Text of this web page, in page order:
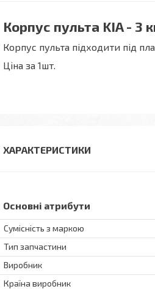
Корпус пульта KIA - 3
Корпус пульта підходити під
Ціна за 1шт.
ХАРАКТЕРИСТИКИ
Основні атрибути
Сумісність з маркою
Тип запчастини
Виробник
Країна виробник